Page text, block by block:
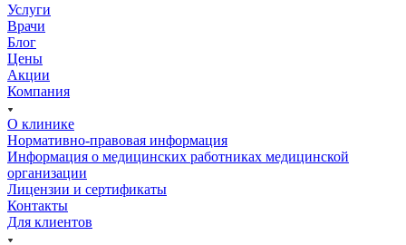
Услуги
Врачи
Блог
Цены
Акции
Компания
О клинике
Нормативно-правовая информация
Информация о медицинских работниках медицинской
организации
Лицензии и сертификаты
Контакты
Для клиентов